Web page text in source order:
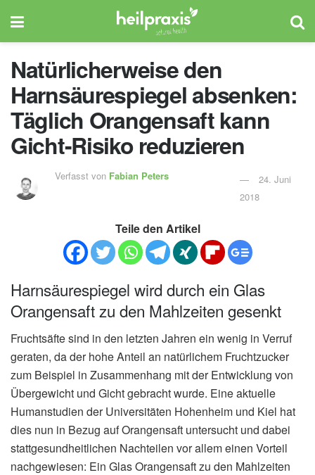
Natürlicherweise den
Harnsäurespiegel absenken:
Täglich Orangensaft kann
Gicht-Risiko reduzieren
Verfasst von Fabian Peters
24. Juni
2018
Teile den Artikel
Harnsäurespiegel wird durch ein Glas
Orangensaft zu den Mahlzeiten gesenkt
Fruchtsäfte sind in den letzten Jahren ein wenig in Verruf
geraten, da der hohe Anteil an natürlichem Fruchtzucker
zum Beispiel in Zusammenhang mit der Entwicklung von
Übergewicht und Gicht gebracht wurde. Eine aktuelle
Humanstudien der Universitäten Hohenheim und Kiel hat
dies nun in Bezug auf Orangensaft untersucht und dabei
stattgesundheitlichen Nachteilen vor allem einen Vorteil
nachgewiesen: Ein Glas Orangensaft zu den Mahlzeiten